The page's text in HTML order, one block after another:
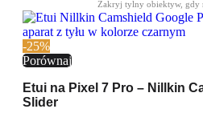
-25%
Porównaj
Etui na Pixel 7 Pro – Nillkin
Slider